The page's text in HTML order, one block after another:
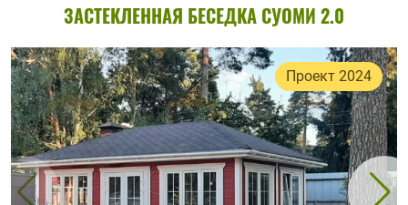
ЗАСТЕКЛЕННАЯ БЕСЕДКА СУОМИ 2.0
Проект 2024